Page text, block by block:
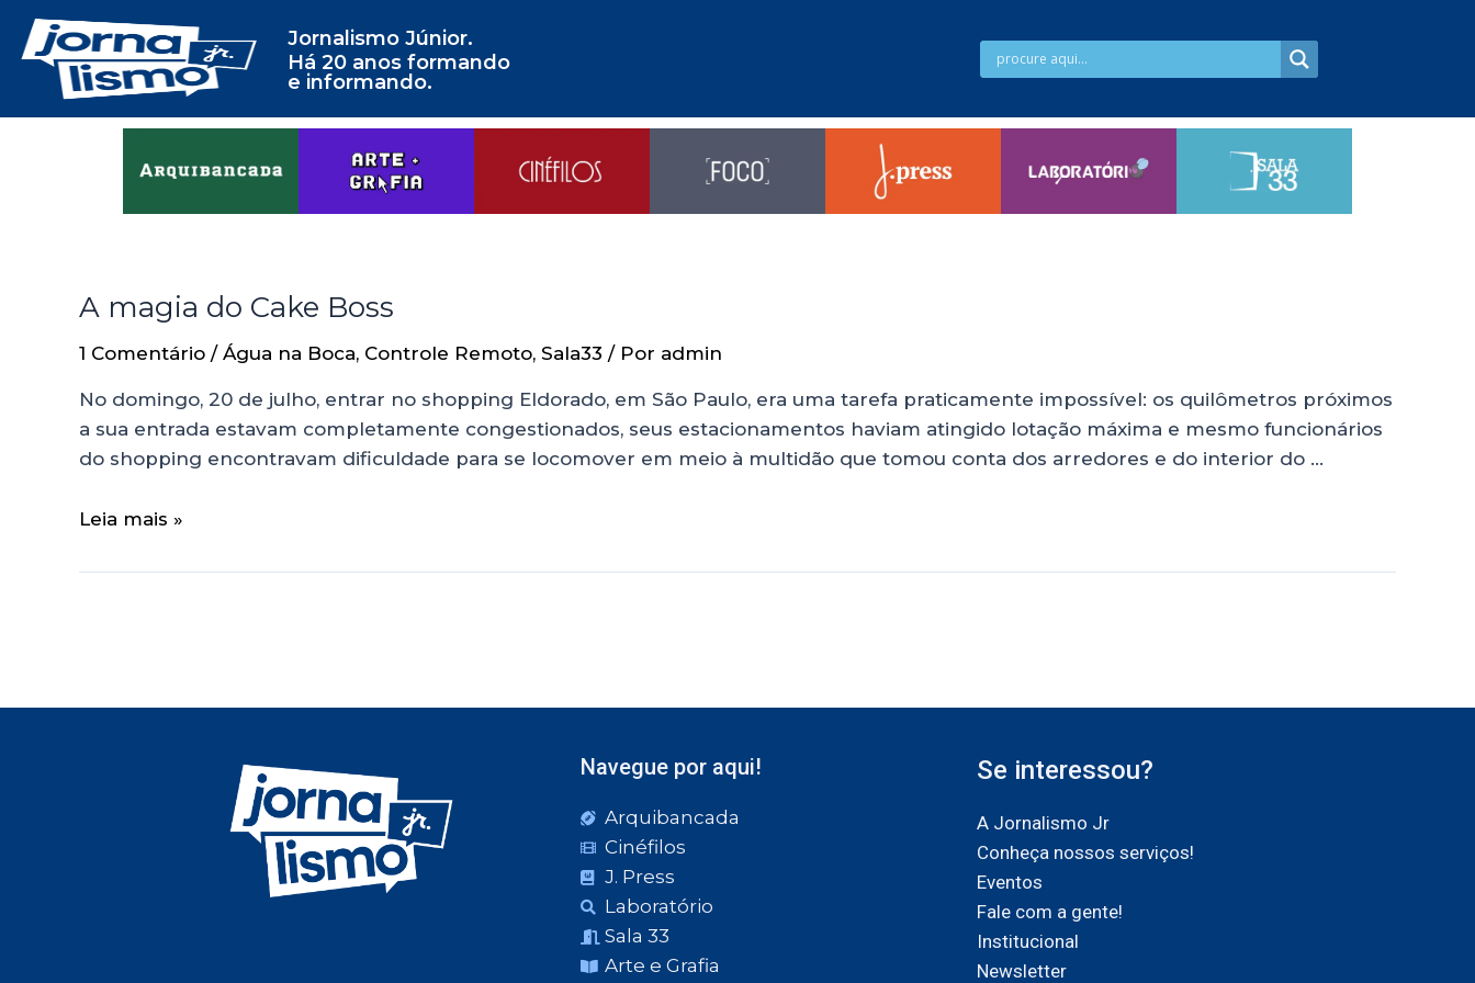
Jornalismo Júnior.
Há 20 anos formando
e informando.
A magia do Cake Boss
1 Comentário / Água na Boca, Controle Remoto, Sala33 / Por admin
No domingo, 20 de julho, entrar no shopping Eldorado, em São Paulo, era uma tarefa praticamente impossível: os quilômetros próximos
a sua entrada estavam completamente congestionados, seus estacionamentos haviam atingido lotação máxima e mesmo funcionários
do shopping encontravam dificuldade para se locomover em meio à multidão que tomou conta dos arredores e do interior do …
Leia mais »
Navegue por aqui!
Arquibancada
Cinéfilos
J. Press
Laboratório
Sala 33
Arte e Grafia
Se interessou?
A Jornalismo Jr
Conheça nossos serviços!
Eventos
Fale com a gente!
Institucional
Newsletter